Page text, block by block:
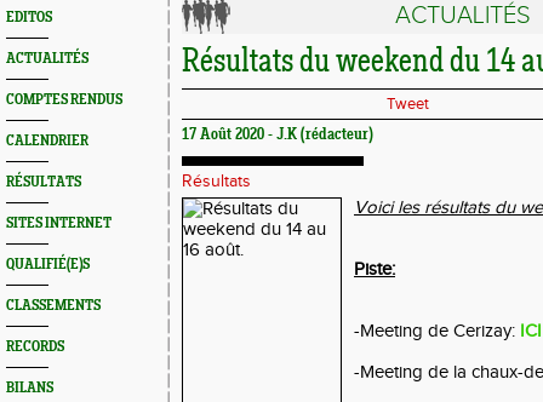
EDITOS
ACTUALITÉS
COMPTES RENDUS
CALENDRIER
RÉSULTATS
SITES INTERNET
QUALIFIÉ(E)S
CLASSEMENTS
RECORDS
BILANS
ACTUALITÉS
Résultats du weekend du 14
Tweet
17 Août 2020 - J.K (rédacteur)
Résultats
Voici les résultats du
Piste:
-Meeting de Cerizay: ICI
-Meeting de la chaux-